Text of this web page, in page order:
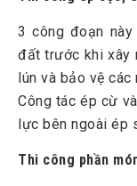
3 công đoạn
đất trước khi xây
lún và bảo vệ
Công tác ép cừ
lực bên ngoài ép
Thi công phần